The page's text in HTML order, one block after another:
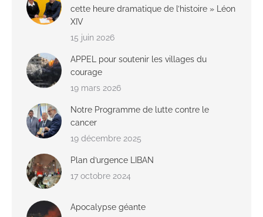
cette heure dramatique de l’histoire » Léon
XIV
15 juin 2026
APPEL pour soutenir les villages du
courage
19 mars 2026
Notre Programme de lutte contre le
cancer
19 décembre 2025
Plan d’urgence LIBAN
17 octobre 2024
Apocalypse géante